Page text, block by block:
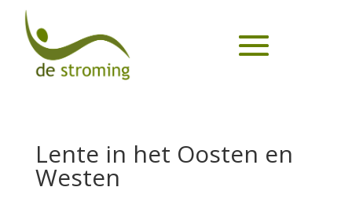
Lente in het Oosten en
Westen